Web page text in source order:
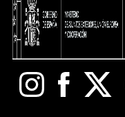
InstagramFacebook
X